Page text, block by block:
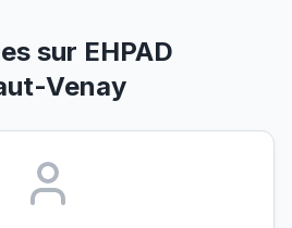
sur EHPAD
Venay